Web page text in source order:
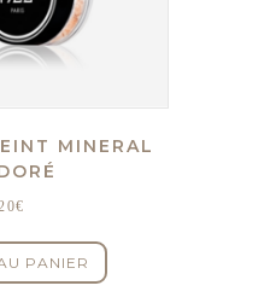
MINERAL
€
PANIER